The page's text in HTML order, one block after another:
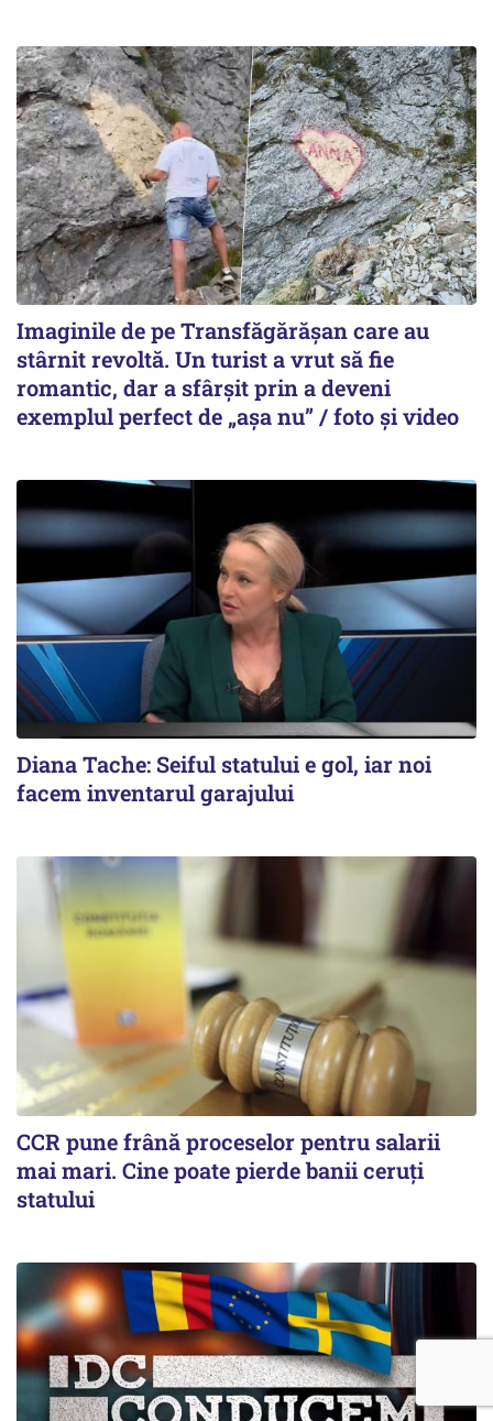
Imaginile de pe Transfăgărășan care au
stârnit revoltă. Un turist a vrut să fie
romantic, dar a sfârșit prin a deveni
exemplul perfect de „așa nu” / foto și video
Diana Tache: Seiful statului e gol, iar noi
facem inventarul garajului
CCR pune frână proceselor pentru salarii
mai mari. Cine poate pierde banii ceruți
statului